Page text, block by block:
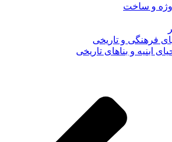
و ساخت
فرهنگی و تاریخی
ابنیه و بناهای تاریخی